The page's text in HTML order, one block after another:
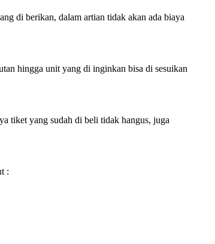
di berikan, dalam artian tidak akan ada biaya
hingga unit yang di inginkan bisa di sesuikan
tiket yang sudah di beli tidak hangus, juga
: